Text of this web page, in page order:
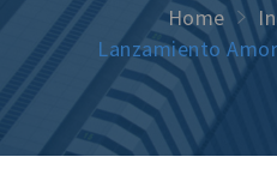
Home
Lanzamiento